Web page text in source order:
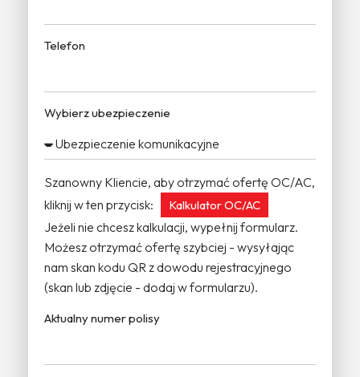
Telefon
Wybierz ubezpieczenie
Szanowny Kliencie, aby otrzymać ofertę OC/AC,
kliknij w ten przycisk:
Kalkulator OC/AC
Jeżeli nie chcesz kalkulacji, wypełnij formularz.
Możesz otrzymać ofertę szybciej - wysyłając
nam skan kodu QR z dowodu rejestracyjnego
(skan lub zdjęcie - dodaj w formularzu).
Aktualny numer polisy